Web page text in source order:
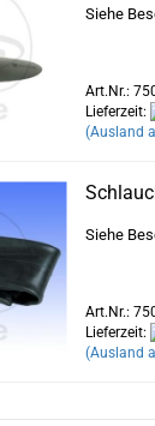
Siehe
Art.Nr.:
Lieferzeit:
(Ausland
Siehe
Art.Nr.:
Lieferzeit:
(Ausland